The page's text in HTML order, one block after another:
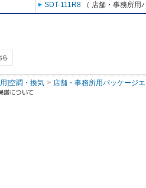
SDT-111R8 （ 店舗・事務所用
]空調・換気 店舗・事務所用パッケージ